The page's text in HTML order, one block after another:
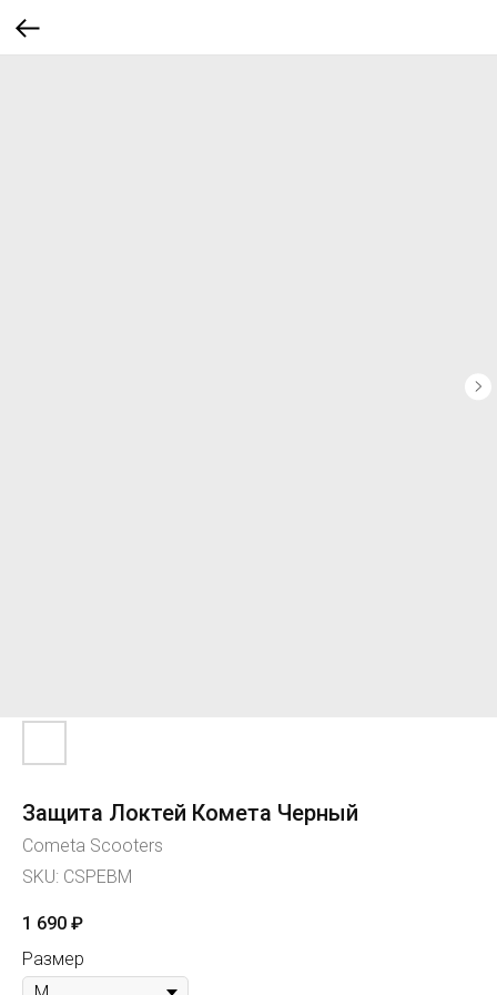
Защита Локтей Комета Черный
Cometa Scooters
SKU: CSPEBM
1 690 ₽
Размер